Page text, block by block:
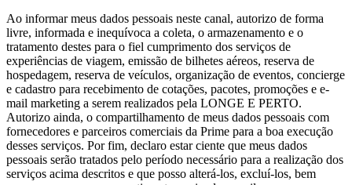
Ao informar meus dados pessoais neste canal, autorizo de forma
livre, informada e inequívoca a coleta, o armazenamento e o
tratamento destes para o fiel cumprimento dos serviços de
experiências de viagem, emissão de bilhetes aéreos, reserva de
hospedagem, reserva de veículos, organização de eventos, concierge
e cadastro para recebimento de cotações, pacotes, promoções e e-
mail marketing a serem realizados pela LONGE E PERTO.
Autorizo ainda, o compartilhamento de meus dados pessoais com
fornecedores e parceiros comerciais da Prime para a boa execução
desses serviços. Por fim, declaro estar ciente que meus dados
pessoais serão tratados pelo período necessário para a realização dos
serviços acima descritos e que posso alterá-los, excluí-los, bem